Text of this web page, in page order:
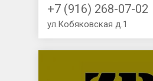
+7 (916) 268-07-02
ул.Кобяковская д.1